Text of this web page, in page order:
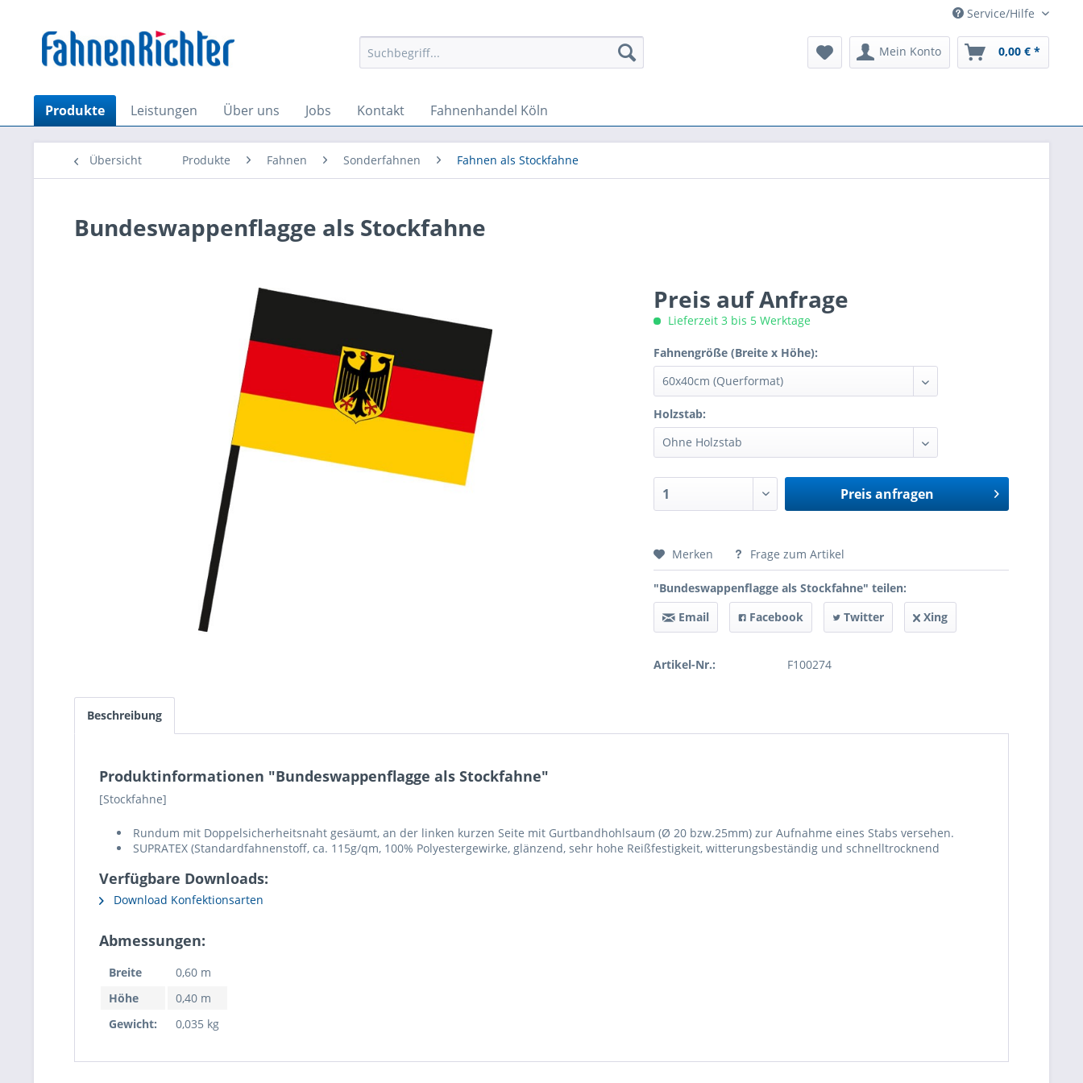
Service/Hilfe
Mein Konto 0,00 € *
Produkte Leistungen Über uns Jobs Kontakt Fahnenhandel Köln
Übersicht Produkte Fahnen Sonderfahnen Fahnen als Stockfahne
Bundeswappenflagge als Stockfahne
Preis auf Anfrage
Lieferzeit 3 bis 5 Werktage
Fahnengröße (Breite x Höhe):
Holzstab:
Preis anfragen
Preis anfragen
und stimme zu. *
Merken Frage zum Artikel
"Bundeswappenflagge als Stockfahne" teilen:
Email
Facebook Twitter Xing
Artikel-Nr.: F100274
Beschreibung
Produktinformationen "Bundeswappenflagge als Stockfahne"
[Stockfahne]
Rundum mit Doppelsicherheitsnaht gesäumt, an der linken kurzen Seite mit Gurtbandhohlsaum (Ø 20 bzw.25mm) zur Aufnahme eines Stabs versehen.
SUPRATEX (Standardfahnenstoff, ca. 115g/qm, 100% Polyestergewirke, glänzend, sehr hohe Reißfestigkeit, witterungsbeständig und schnelltrocknend
Verfügbare Downloads:
Download Konfektionsarten
Abmessungen:
Breite
0,60 m
Höhe
0,40 m
Gewicht:
0,035 kg